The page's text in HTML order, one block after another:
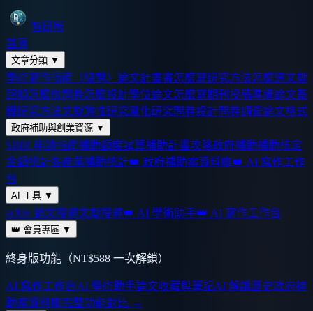
智研所
首頁
文章分類 ▼
學術寫作指南（總覽） 論文計畫書怎麼寫研究方法怎麼選文獻
回顧怎麼做問卷怎麼設計學位論文怎麼寫期刊投稿準備論文基
礎研究方法文獻質性研究量化研究問卷設計問卷調查論文格式
政府補助與創業資源 ▼
SBIR 申請指南補助額度試算補助計畫攻略政府補助補助核定
金額統計各產業補助統計👑 政府補助案資料庫👑 AI 寫作工作
台
AI 工具 ▼
arXiv 論文搜尋文獻搜尋👑 AI 學術助手👑 AI 寫作工作台
👑 會員專區 ▼
終身版功能（NT$588 一次解鎖）
AI 寫作工作台AI 學術助手論文收藏與筆記AI 解讀歷史政府補
助案資料庫完整功能對比 →